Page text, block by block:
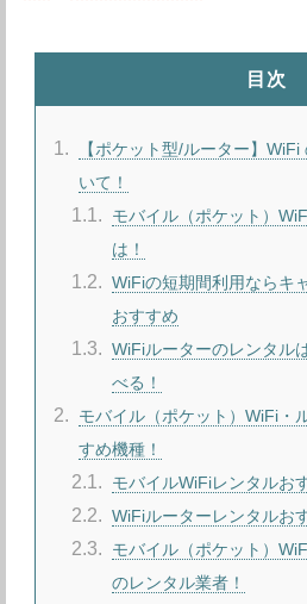
目次
1
【ポケット型/ルーター】
いて！
1.1
モバイル（ポケット）
は！
1.2
WiFiの短期間利用ならキ
おすすめ
1.3
WiFiルーターのレンタル
べる！
2
モバイル（ポケット）WiFi・
すめ機種！
2.1 モバイルWiFiレンタルお
2.2 WiFiルーターレンタルお
2.3
モバイル（ポケット）
のレンタル業者！